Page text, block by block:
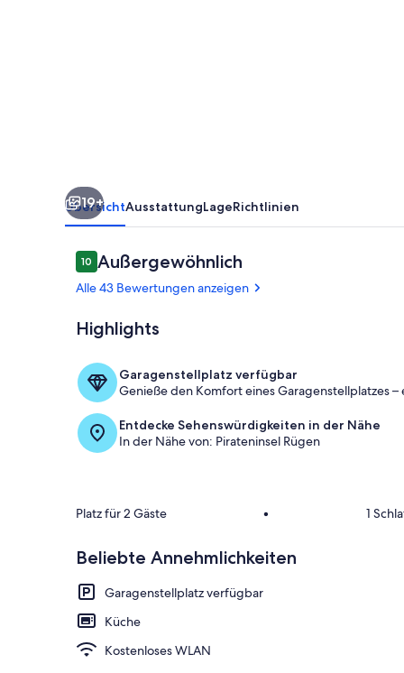
Vilmblick
FeWo
15
19+
ÜbersichtAusstattungLageRichtlinien
Bewertungen
1010 von 10.
Außergewöhnlich
Alle 43 Bewertungen anzeigen
Highlights
Garagenstellplatz verfügbar
Genieße den Komfort eines Garagenstellplatzes
Entdecke Sehenswürdigkeiten in der Nähe
In der Nähe von: Pirateninsel Rügen
Platz für 2 Gäste • 1
Beliebte Annehmlichkeiten
Garagenstellplatz verfügbar
Küche
Kostenloses WLAN